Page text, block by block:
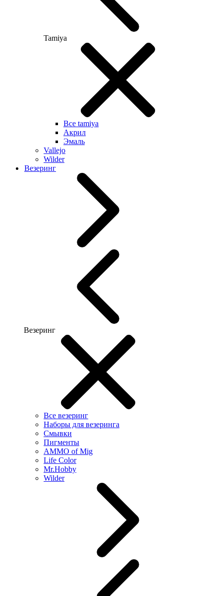
Tamiya
Все tamiya
Акрил
Эмаль
Vallejo
Wilder
Везеринг
Везеринг
Все везеринг
Наборы для везеринга
Смывки
Пигменты
AMMO of Mig
Life Color
Mr.Hobby
Wilder